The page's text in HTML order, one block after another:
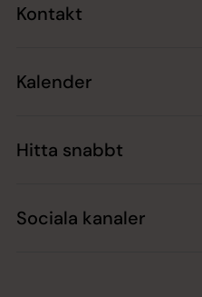
Kontakt
Kalender
Hitta snabbt
Sociala kanaler